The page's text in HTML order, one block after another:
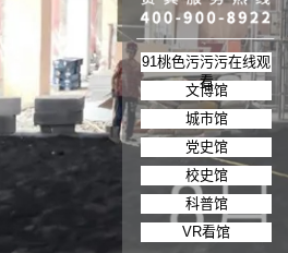
91桃色污污污在线观
看
文博馆
城市馆
党史馆
校史馆
科普馆
VR看馆